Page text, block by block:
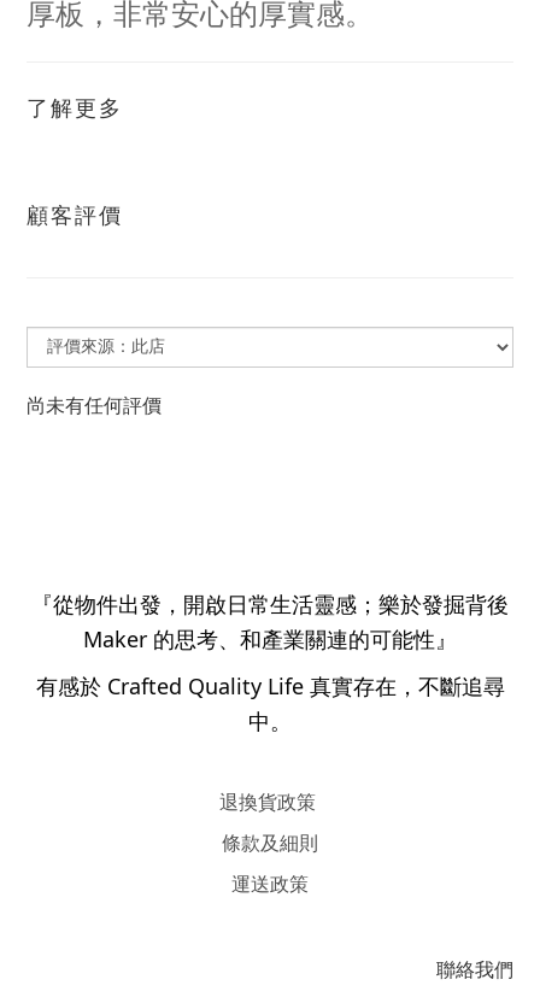
厚板，非常安心的厚實感。
了解更多
顧客評價
尚未有任何評價
『從物件出發，開啟日常生活靈感；樂於發掘背後
Maker 的思考、和產業關連的可能性』
有感於 Crafted Quality Life 真實存在，不斷追尋
中。
退換貨政策
條款及細則
運送政策
聯絡我們